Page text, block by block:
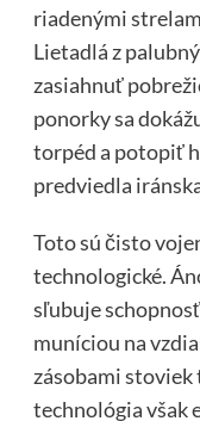
riadenými
Lietadlá z
zasiahnuť
ponorky sa
torpéd a potopiť
predviedla
Toto sú čisto
technologické.
sľubuje
muníciou na
zásobami
technológia však